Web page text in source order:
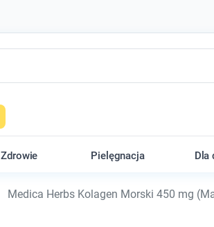
Zdrowie Pielęgnacja Dla
Medica Herbs Kolagen Morski 450 mg